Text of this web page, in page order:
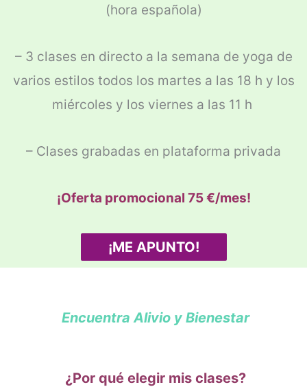
(hora española)
– 3 clases en directo a la semana de yoga de
varios estilos todos los martes a las 18 h y los
miércoles y los viernes a las 11 h
– Clases grabadas en plataforma privada
¡Oferta promocional 75 €/mes!
¡ME APUNTO!
Encuentra Alivio y Bienestar
¿Por qué elegir mis clases?